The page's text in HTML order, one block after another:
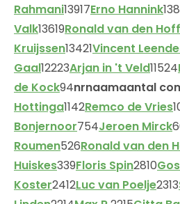
Rahmani13917Erno Hannink
Valk13619Ronald van den Hoff
Kruijssen13421Vincent
Gaal12223Arjan in 't Veld11524
de Kock94nrnaamaantal
Hottinga1142Remco de Vries
Bonjernoor754Jeroen Mirck
Roumen526Ronald van den
Huiskes339Floris Spin2810
Koster2412Luc van Poelje2313